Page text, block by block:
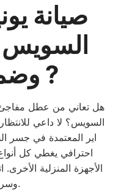
صيانة
السويس
وضمان شامل ?
هل تعاني من عطل مفاجئ
السويس؟ لا داعي
اير المعتمدة في جسر
احترافي يغطي كل
الأجهزة المنزلية
وسريعة في منزلك.